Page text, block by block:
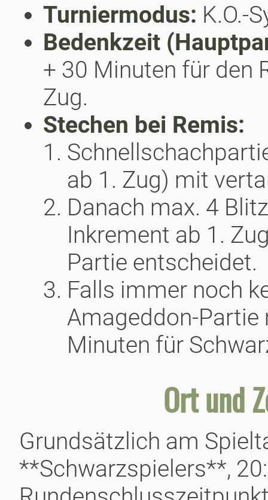
Turniermodus: K.O.-
Bedenkzeit
+ 30 Minuten für den
Zug.
Stechen bei Remis:
ab 1. Zug) mit
Danach max. 4
Inkrement ab 1.
Partie entscheidet.
Falls immer noch
Amageddon-
Minuten für
Ort und
Grundsätzlich am
**Schwarzspielers**,